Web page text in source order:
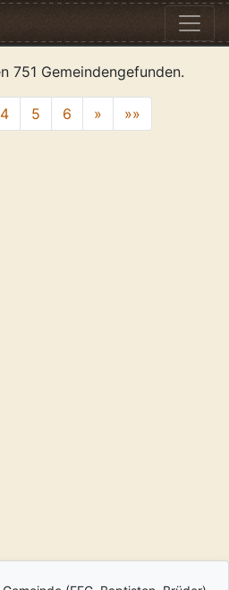
751 Gemeindengefunden.
4 5 6 » »»